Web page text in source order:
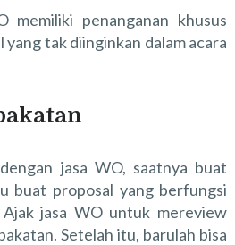
memiliki penanganan khusus
yang tak diinginkan dalam acara
jasa WO, saatnya buat
buat proposal yang berfungsi
jasa WO untuk mereview
Setelah itu, barulah bisa